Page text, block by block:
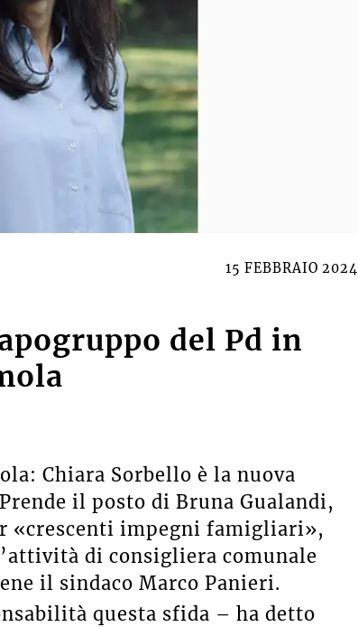
15 FEBBRAIO 2024
del Pd in
Chiara Sorbello è la nuova
il posto di Bruna Gualandi,
«crescenti impegni famigliari»,
di consigliera comunale
il sindaco Marco Panieri.
questa sfida – ha detto